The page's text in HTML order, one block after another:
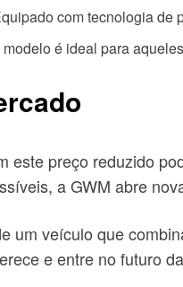
com tecnologia de
modelo é ideal para
este preço reduzido
a GWM abre
um veículo que
e entre no futuro